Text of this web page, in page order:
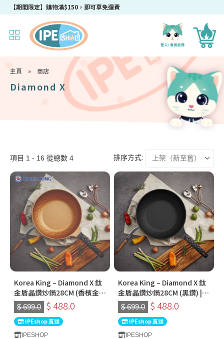
【期間限定】購物滿$150，即可享免運費
主頁 » 商店
Diamond X
項目 1 - 16 從總數 4 排序方式:
Korea King – Diamond X 鈦
金盾晶鑽炒鍋28CM (香檳金) |
韓國製易潔鑊 (連蓋)
$ 699.0 $ 488.0
IPEshop 直送
IPESHOP
Korea King – Diamond X 鈦
金盾晶鑽炒鍋28CM (黑鑽) |
韓國製易潔鑊(連蓋)
$ 699.0 $ 488.0
IPEshop 直送
IPESHOP